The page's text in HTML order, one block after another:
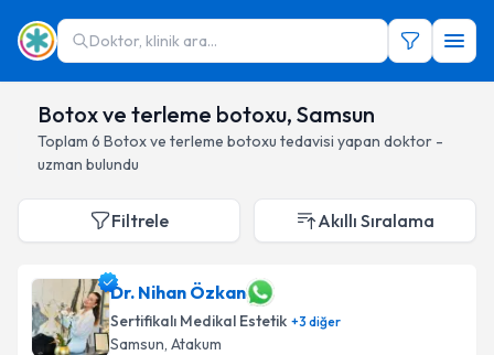
Doktor, klinik ara...
Botox ve terleme botoxu, Samsun
Toplam 6 Botox ve terleme botoxu tedavisi yapan doktor -
uzman bulundu
Filtrele Akıllı Sıralama
Dr. Nihan Özkan
Sertifikalı Medikal Estetik +3 diğer
Samsun, Atakum